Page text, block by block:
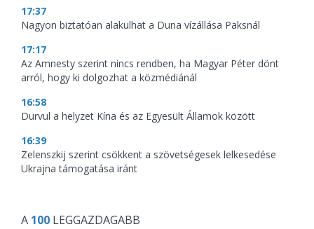
17:37
Nagyon biztatóan alakulhat a Duna vízállása Paksnál
17:17
Az Amnesty szerint nincs rendben, ha Magyar Péter dönt
arról, hogy ki dolgozhat a közmédiánál
16:58
Durvul a helyzet Kína és az Egyesült Államok között
16:39
Zelenszkij szerint csökkent a szövetségesek lelkesedése
Ukrajna támogatása iránt
A 100 LEGGAZDAGABB